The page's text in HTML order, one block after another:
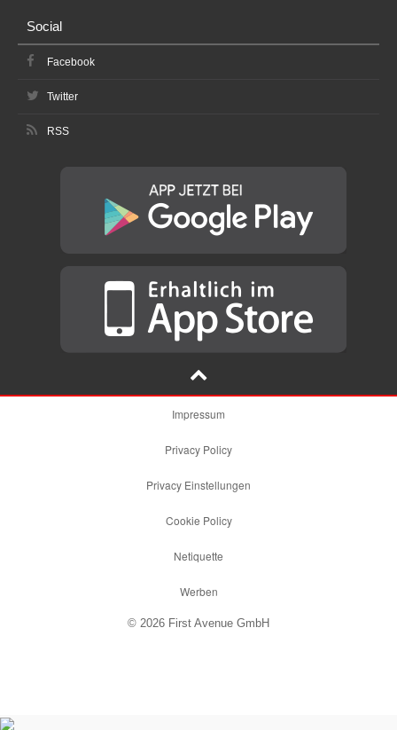
Social
Facebook
Twitter
RSS
Impressum
Privacy Policy
Privacy Einstellungen
Cookie Policy
Netiquette
Werben
© 2026 First Avenue GmbH